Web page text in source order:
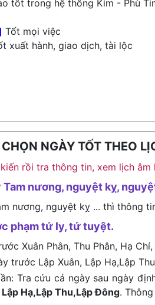
tốt trong hệ thống Kim - Phù
Tốt mọi việc
xuất hành, giao dịch, tài lộc
NGÀY TỐT THEO
rồi tra thông tin, xem lịch
Tam nương, nguyệt kỵ,
nương, nguyệt kỵ ... thì thông
phạm tứ ly, tứ tuyệt.
Xuân Phân, Thu Phân, Hạ
trước Lập Xuân, Lập Hạ,Lập
Tra cứu cả ngày sau ngày
Hạ,Lập Thu,Lập Đông.